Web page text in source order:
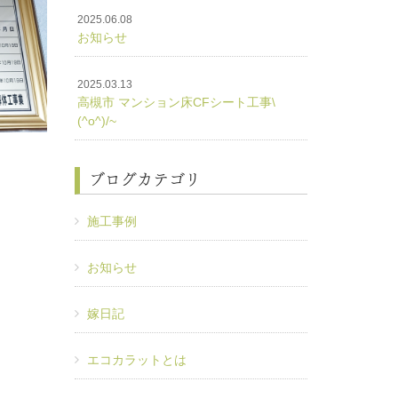
2025.06.08
お知らせ
2025.03.13
高槻市 マンション床CFシート工事\
(^o^)/~
ブログカテゴリ
施工事例
お知らせ
嫁日記
エコカラットとは